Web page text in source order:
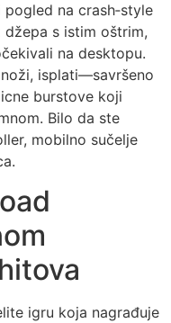
na crash‑style
džepa s istim oštrim,
na desktopu.
isplati—savršeno
burstove koji
Bilo da ste
mobilno sučelje
igru koja nagrađuje